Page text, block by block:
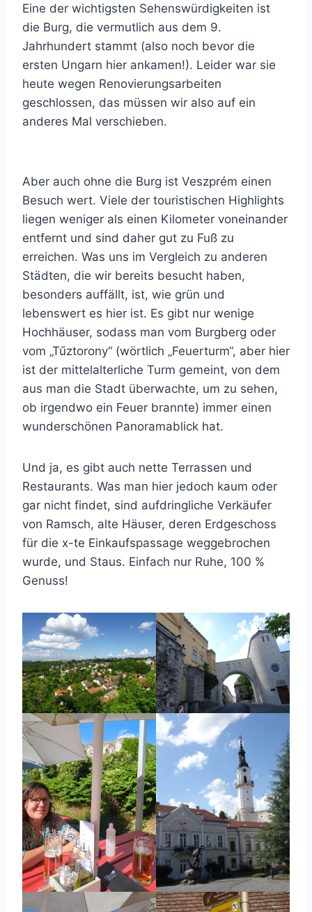
Eine der wichtigsten Sehenswürdigkeiten ist
die Burg, die vermutlich aus dem 9.
Jahrhundert stammt (also noch bevor die
ersten Ungarn hier ankamen!). Leider war sie
heute wegen Renovierungsarbeiten
geschlossen, das müssen wir also auf ein
anderes Mal verschieben.
Aber auch ohne die Burg ist Veszprém einen
Besuch wert. Viele der touristischen Highlights
liegen weniger als einen Kilometer voneinander
entfernt und sind daher gut zu Fuß zu
erreichen. Was uns im Vergleich zu anderen
Städten, die wir bereits besucht haben,
besonders auffällt, ist, wie grün und
lebenswert es hier ist. Es gibt nur wenige
Hochhäuser, sodass man vom Burgberg oder
vom „Tűztorony“ (wörtlich „Feuerturm“, aber hier
ist der mittelalterliche Turm gemeint, von dem
aus man die Stadt überwachte, um zu sehen,
ob irgendwo ein Feuer brannte) immer einen
wunderschönen Panoramablick hat.
Und ja, es gibt auch nette Terrassen und
Restaurants. Was man hier jedoch kaum oder
gar nicht findet, sind aufdringliche Verkäufer
von Ramsch, alte Häuser, deren Erdgeschoss
für die x-te Einkaufspassage weggebrochen
wurde, und Staus. Einfach nur Ruhe, 100 %
Genuss!